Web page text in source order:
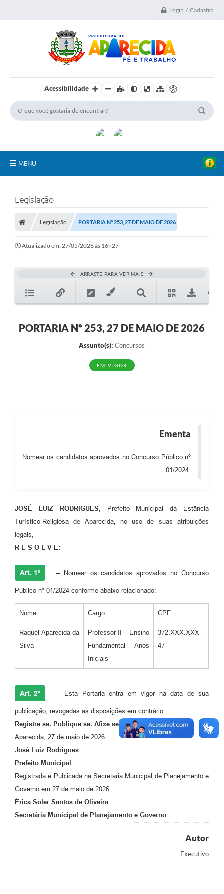
Login / Cadastro
Acessibilidade
MENU
Secretarias
Transparência
Turismo
Coronavírus
Serviços Online
Audiências Públicas
Arquivos para Download
Galeria de Vídeos
Participe mais
Editais
Telefones Úteis
Diário Oficial
Notícias
Contato
FAQ
Legislação
Legislação PORTARIA Nº 253, 27 DE MAIO DE 2026
Atualizado em: 27/05/2026 às 16h27
ARRASTE PARA VER MAIS
PORTARIA Nº 253, 27 DE MAIO DE 2026
Assunto(s): Concursos
EM VIGOR
Ementa
Nomear os candidatos aprovados no Concurso Público nº
01/2024.
JOSÉ LUIZ RODRIGUES,
Prefeito Municipal da Estância
Turístico-Religiosa de Aparecida, no uso de suas atribuições
legais,
R E S O L V E:
Art. 1º – Nomear os candidatos aprovados no Concurso
Público nº 01/2024 conforme abaixo relacionado:
Nome Cargo CPF
Raquel Aparecida da
Silva
Professor II – Ensino
Fundamental – Anos
Iniciais
372.XXX.XXX-
47
Art. 2º – Esta Portaria entra em vigor na data de sua
publicação, revogadas as disposições em contrário.
Registre-se. Publique-se. Afixe-se. Cumpra-se.
Aparecida, 27 de maio de 2026.
José Luiz Rodrigues
Prefeito Municipal
Registrada e Publicada na Secretaria Municipal de Planejamento e
Governo em 27 de maio de 2026.
Érica Soler Santos de Oliveira
Secretária Municipal de Planejamento e Governo
Autor
Executivo